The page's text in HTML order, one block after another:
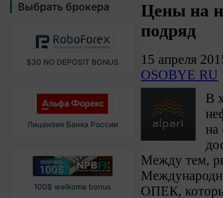
Выбрать брокера
$30 NO DEPOSIT BONUS
Лицензия Банка России
100$ welkome bonus
Цены на
подряд
15 апреля
OSOBYE RU
В
на
Между тем,
ОПЕК,